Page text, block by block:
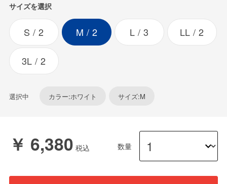
サイズを選択
S 2 M 2 L 3 LL 2
3L 2
選択中 カラー:ホワイト サイズ:M
￥ 6,380 数量